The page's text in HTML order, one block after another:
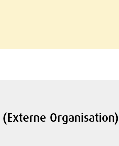
Organisation)